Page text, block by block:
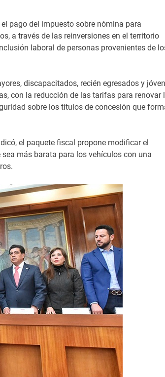
pago del impuesto sobre nómina para
a través de las reinversiones en el territorio
laboral de personas provenientes de
discapacitados, recién egresados y
con la reducción de las tarifas para renovar
sobre los títulos de concesión que
el paquete fiscal propone modificar el
más barata para los vehículos con una